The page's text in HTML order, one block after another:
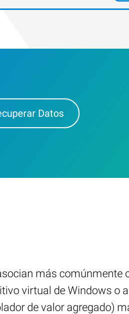
Datos
más comúnmente
virtual de Windows o
de valor agregado)